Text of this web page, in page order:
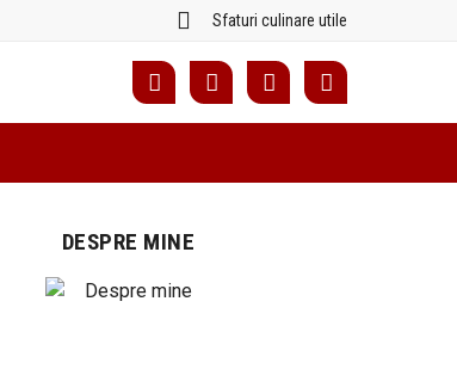
Sfaturi culinare utile
DESPRE MINE